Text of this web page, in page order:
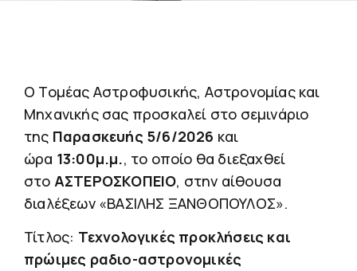
Ο Τομέας Αστροφυσικής, Αστρονομίας και
Μηχανικής σας προσκαλεί στο σεμινάριο
της Παρασκευής 5/6/2026 και
ώρα 13:00μ.μ., το οποίο θα διεξαχθεί
στο ΑΣΤΕΡΟΣΚΟΠΕΙΟ, στην αίθουσα
διαλέξεων «ΒΑΣΙΛΗΣ ΞΑΝΘΟΠΟΥΛΟΣ».
Τίτλος: Τεχνολογικές προκλήσεις και
πρώιμες ραδιο-αστρονομικές